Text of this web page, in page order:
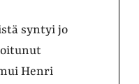
syntyi jo
Henri